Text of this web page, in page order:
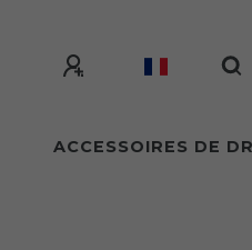
ACCESSOIRES DE